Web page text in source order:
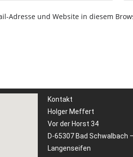
Adresse und Website in diesem
Kontakt
Holger Meffert
Vor der Horst 34
D-65307 Bad Schwalbach –
Langenseifen